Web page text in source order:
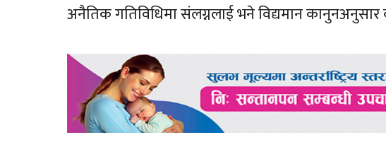
अनैतिक गतिविधिमा संलग्नलाई भने विद्यमान कानुनअनुसार